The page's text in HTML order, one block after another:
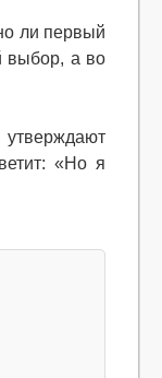
ли первый
выбор, а во
утверждают
«Но я